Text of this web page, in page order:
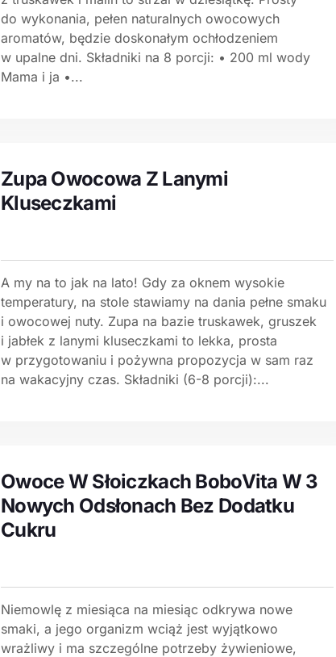
do wykonania, pełen naturalnych owocowych
aromatów, będzie doskonałym ochłodzeniem
w upalne dni. Składniki na 8 porcji: • 200 ml wody
Mama i ja •...
Zupa Owocowa Z Lanymi
Kluseczkami
A my na to jak na lato! Gdy za oknem wysokie
temperatury, na stole stawiamy na dania pełne smaku
i owocowej nuty. Zupa na bazie truskawek, gruszek
i jabłek z lanymi kluseczkami to lekka, prosta
w przygotowaniu i pożywna propozycja w sam raz
na wakacyjny czas. Składniki (6-8 porcji):...
Owoce W Słoiczkach BoboVita W 3
Nowych Odsłonach Bez Dodatku
Cukru
Niemowlę z miesiąca na miesiąc odkrywa nowe
smaki, a jego organizm wciąż jest wyjątkowo
wrażliwy i ma szczególne potrzeby żywieniowe,